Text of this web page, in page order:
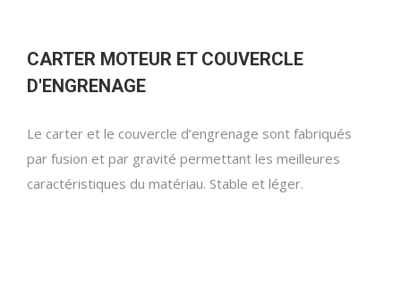
CARTER MOTEUR ET COUVERCLE
D'ENGRENAGE
Le carter et le couvercle d’engrenage sont fabriqués
par fusion et par gravité permettant les meilleures
caractéristiques du matériau. Stable et léger.